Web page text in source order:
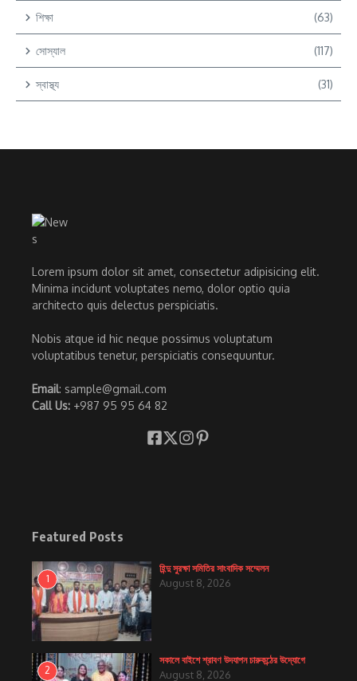
শিক্ষা (63)
সোস্যাল (117)
স্বাস্থ্য (31)
Lorem ipsum dolor sit amet, consectetur adipisicing elit.
Minima incidunt voluptates nemo, dolor optio quia
architecto quis delectus perspiciatis.
Nobis atque id hic neque possimus voluptatum
voluptatibus tenetur, perspiciatis consequuntur.
Email: sample@gmail.com
Call Us: +987 95 95 64 82
Featured Posts
1
হিন্দু সুরক্ষা সমিতির সাংবাদিক সম্মেলন
August 8, 2026
2
সকালে বাইশে শ্রাবণ উদযাপন চারুকন্ঠের উদ্যোগে
August 8, 2026